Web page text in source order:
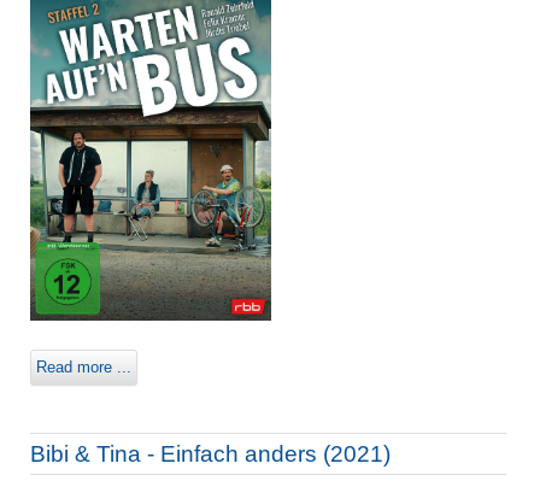
Read more ...
Bibi & Tina - Einfach anders (2021)